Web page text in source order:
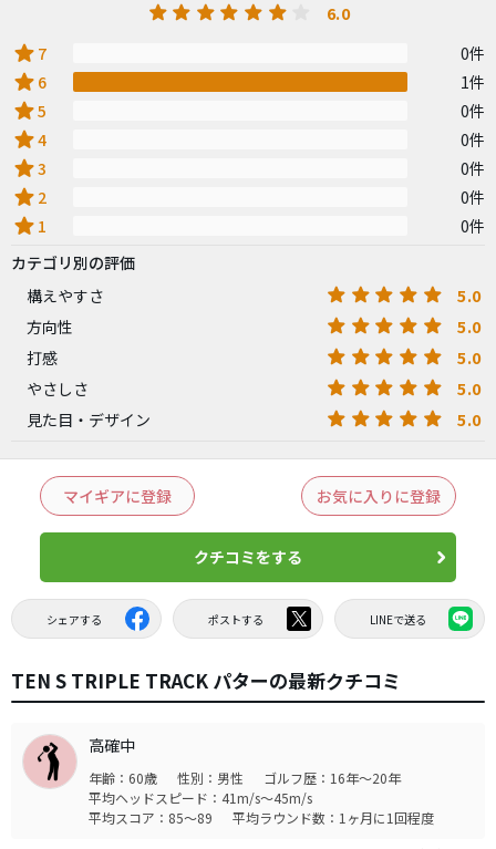
6.0
star 7 0件
star 6 1件
star5 0件
star4 0件
star3 0件
star 2 0件
star 1
0件
カテゴリ別の評価
構えやすさ
5.0
方向性 5.0
打感 5.0
やさしさ 5.0
見た目・デザイン 5.0
マイギアに登録 お気に入りに登録
クチコミをする
シェアする ポストする LINEで送る
TEN S TRIPLE TRACK パターの最新クチコミ
高確中
年齢：60歳 性別：男性
ゴルフ歴：16年～20年
平均ヘッドスピード：41m/s～45m/s
平均スコア：85～89
平均ラウンド数：1ヶ月に1回程度